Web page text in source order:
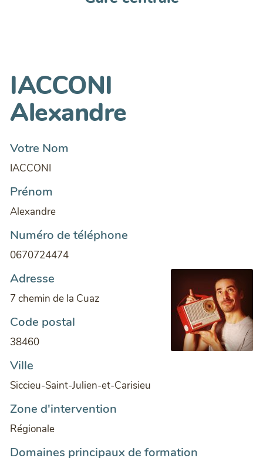
IACCONI
Alexandre
Votre Nom
IACCONI
Prénom
Alexandre
Numéro de téléphone
0670724474
Adresse
7 chemin de la Cuaz
Code postal
38460
Ville
Siccieu-Saint-Julien-et-Carisieu
Zone d'intervention
Régionale
Domaines principaux de formation